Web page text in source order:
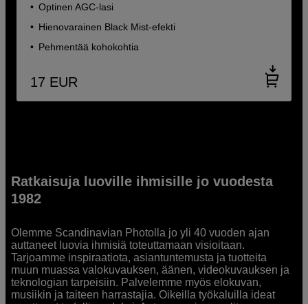
Optinen AGC-lasi
Hienovarainen Black Mist-efekti
Pehmentää kohokohtia
17 EUR
Ratkaisuja luoville ihmisille jo vuodesta
1982
Olemme Scandinavian Photolla jo yli 40 vuoden ajan
auttaneet luovia ihmisiä toteuttamaan visioitaan.
Tarjoamme inspiraatiota, asiantuntemusta ja tuotteita
muun muassa valokuvauksen, äänen, videokuvauksen ja
teknologian tarpeisiin. Palvelemme myös elokuvan,
musiikin ja taiteen harrastajia. Oikeilla työkaluilla ideat